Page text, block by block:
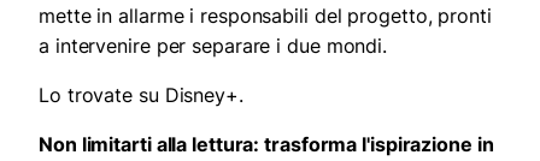
mette in allarme i responsabili del progetto, pronti
a intervenire per separare i due mondi.
Lo trovate su Disney+.
Non limitarti alla lettura: trasforma l'ispirazione in